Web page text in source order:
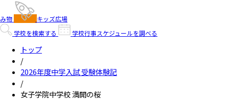
み物
キッズ広場
学校を検索する
学校行事スケジュールを調べる
トップ
/
2026年度中学入試 受験体験記
/
女子学院中学校 満開の桜